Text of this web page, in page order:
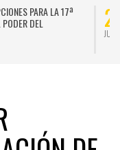
PARA LA 17ª
DEL
JUL